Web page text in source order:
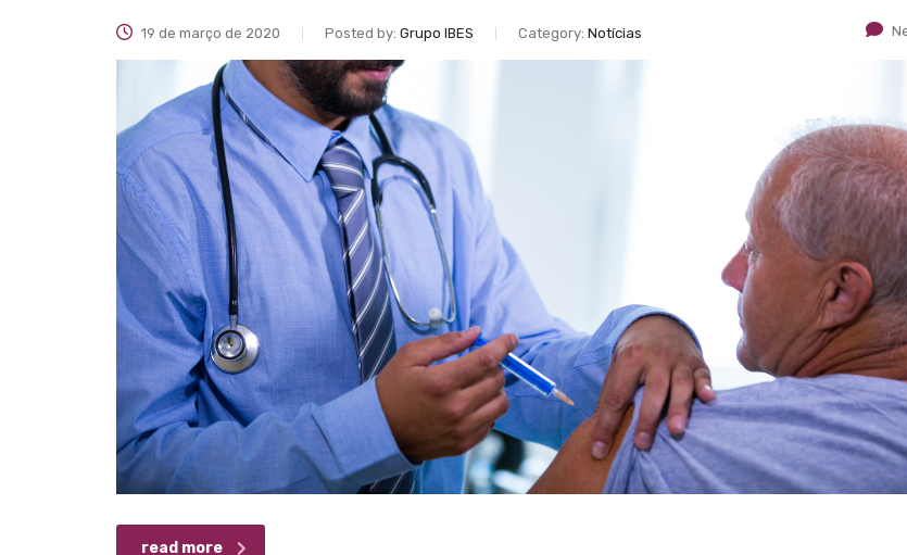
19 de março de 2020 Posted by: Grupo IBES Category: Notícias
read more